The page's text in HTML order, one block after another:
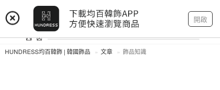
開啟
登入 註冊 我的帳戶
HUNDRESS均百韓飾 | 韓國飾品 文章 飾品知識